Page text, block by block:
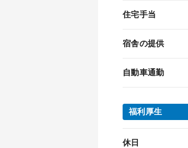
住宅手当
宿舎の提供
自動車通勤
福利厚生
休日